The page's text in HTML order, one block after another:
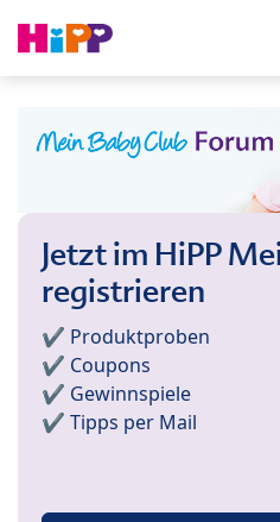
Jetzt im HiPP
registrieren
✔️ Produktproben
✔️ Coupons
✔️ Gewinnspiele
✔️ Tipps per Mail